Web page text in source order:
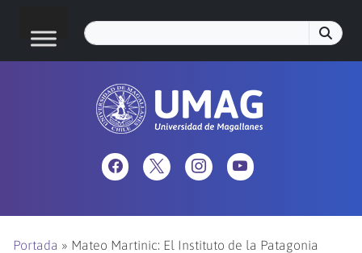
Portada » Mateo Martinic: El Instituto de la Patagonia